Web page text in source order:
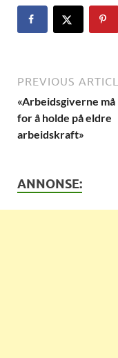
PREVIOUS
«Arbeidsgiverne
for å holde på eldre
arbeidskraft»
ANNONSE: